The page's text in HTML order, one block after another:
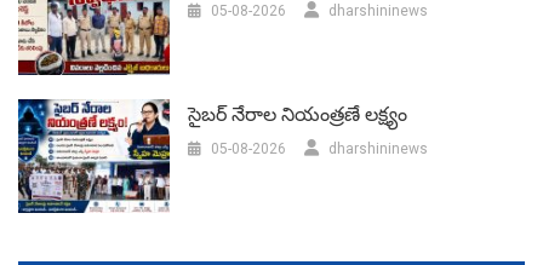
05-08-2026 dharshininews
సైబర్ నేరాల నియంత్రణే లక్ష్యం
05-08-2026 dharshininews